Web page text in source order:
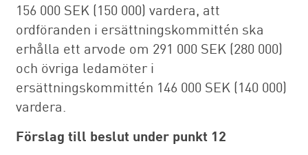
156 000 SEK (150 000) vardera, att
ordföranden i ersättningskommittén ska
erhålla ett arvode om 291 000 SEK (280 000)
och övriga ledamöter i
ersättningskommittén 146 000 SEK (140 000)
vardera.
Förslag till beslut under punkt 12